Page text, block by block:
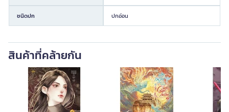
ชนิดปก ปกอ่อน
สินค้าที่คล้ายกัน